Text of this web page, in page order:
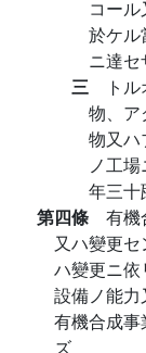
コー
於ケル
ニ達セ
三
ト
物、ア
物又ハ
ノ工
年三十
第四條 有機
又ハ變更
ハ變更ニ
設備ノ能
有機合成
ズ